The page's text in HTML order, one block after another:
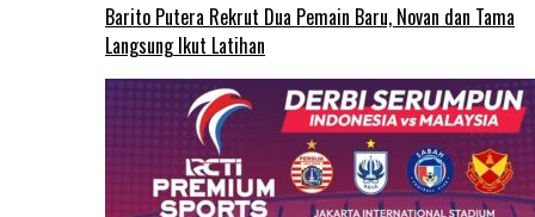
Barito Putera Rekrut Dua Pemain Baru, Novan dan Tama
Langsung Ikut Latihan